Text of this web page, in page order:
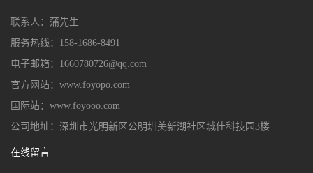
联系人：蒲先生
服务热线：158-1686-8491
电子邮箱：1660780726@qq.com
官方网站：www.foyopo.com
国际站：www.foyooo.com
公司地址：深圳市光明新区公明圳美新湖社区城佳科技园3楼
在线留言